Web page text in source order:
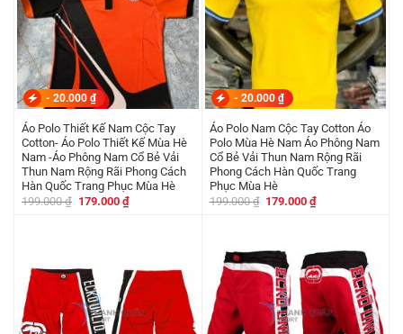
- 20.000 ₫
Áo Polo Thiết Kế Nam Cộc Tay
Cotton- Áo Polo Thiết Kế Mùa Hè
Nam -Áo Phông Nam Cổ Bẻ Vải
Thun Nam Rộng Rãi Phong Cách
Hàn Quốc Trang Phục Mùa Hè
199.000₫ Giá
179.000 ₫Giá
hiện
- 20.000 ₫
Áo Polo Nam Cộc Tay Cotton Áo
Polo Mùa Hè Nam Áo Phông Nam
Cổ Bẻ Vải Thun Nam Rộng Rãi
Phong Cách Hàn Quốc Trang
Phục Mùa Hè
199.000₫ Giá
179.000₫Giá